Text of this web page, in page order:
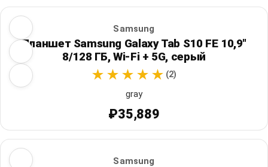
Samsung
Планшет Samsung Galaxy Tab S10 FE 10,9"
8/128 ГБ, Wi‑Fi + 5G, серый
(2)
gray
₽35,889
Samsung